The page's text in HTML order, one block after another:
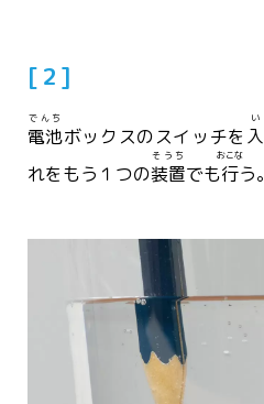
[２]
電池
でんち
ボックスのスイッチを 入
い
れをもう１つの装置
そうち
でも行
おこな
う。